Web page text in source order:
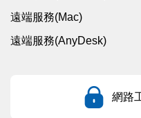
遠端服務(Mac)
遠端服務(AnyDesk)
網路